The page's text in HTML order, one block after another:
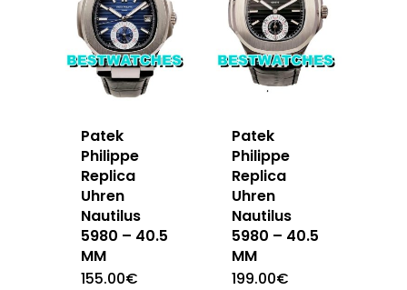
Patek
Philippe
Replica
Uhren
Nautilus
5980 – 40.5
MM
155.00€
Patek
Philippe
Replica
Uhren
Nautilus
5980 – 40.5
MM
199.00€